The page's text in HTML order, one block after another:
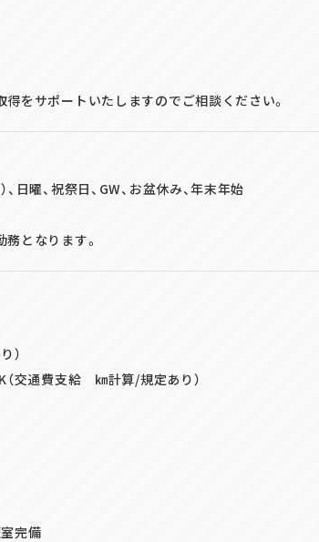
をサポートいたしますのでご相談ください。
日曜、祝祭日、GW、お盆休み、年末年始
となります。
）
交通費支給 ㎞計算/規定あり）
完備